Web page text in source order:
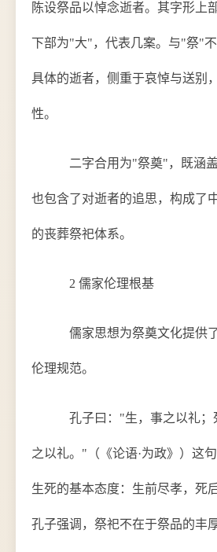
陈设祭品以悼念逝者。其字形上
下部为"大"，代表几案。与"祭"
具体的逝者，侧重于哀悼与送别
性。
二字合用为"祭奠"，既涵
也包含了对逝者的追思，构成了
的丧葬祭祀体系。
2 儒家伦理根基
儒家思想为祭奠文化提供
伦理规范。
孔子曰："生，事之以礼
之以礼。"（《论语·为政》）这
生死的基本态度：生前尽孝，死
孔子强调，祭祀不在于祭品的丰